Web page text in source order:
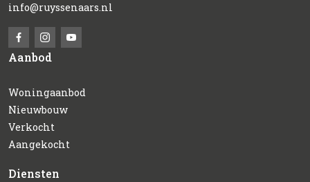
info@ruyssenaars.nl
Aanbod
Woningaanbod
Nieuwbouw
Verkocht
Aangekocht
Diensten